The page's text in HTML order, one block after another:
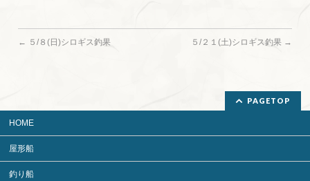
← ５/８(日)シロギス釣果 ５/２１(土)シロギス釣果 →
PAGETOP
HOME
屋形船
釣り船